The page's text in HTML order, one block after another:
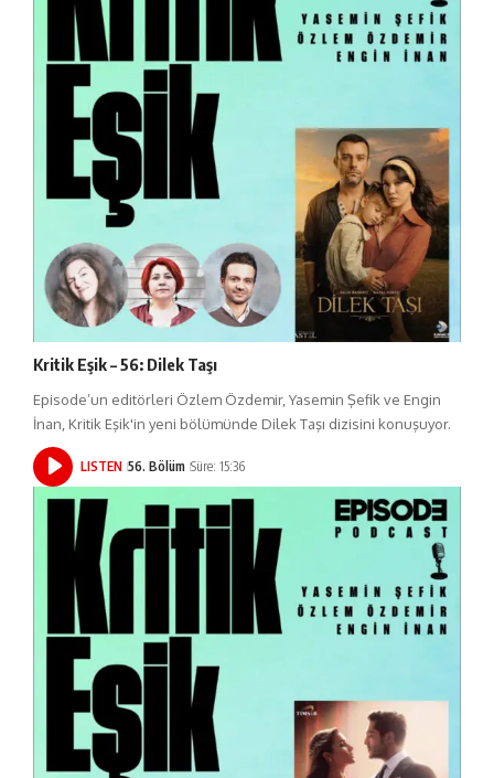
Kritik Eşik – 56: Dilek Taşı
Episode’un editörleri Özlem Özdemir, Yasemin Şefik ve Engin
İnan, Kritik Eşik'in yeni bölümünde Dilek Taşı dizisini konuşuyor.
LISTEN 56. Bölüm Süre: 15:36